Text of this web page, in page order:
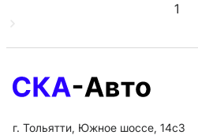
1
г. Тольятти, Южное шоссе, 14с3